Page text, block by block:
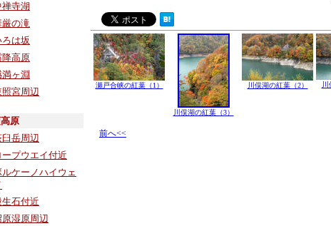
禅寺湖
厳の滝
ろは坂
降高原
満ヶ淵
照宮周辺
原
臼岳周辺
ープウエイ付近
ルケーノハイウェ
生石付近
原湿原周辺
瀬戸合峡の紅葉（1）
川俣湖の紅葉（3）
川俣湖の紅葉（2）
前へ<<